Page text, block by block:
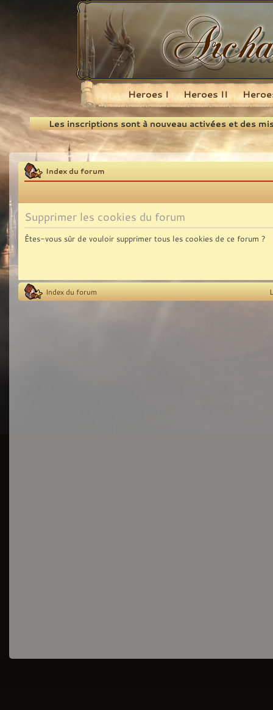
Recherche
Heroes I Heroes II
Les inscriptions sont à nouveau activées et des
Index du forum
Supprimer les cookies du forum
Êtes-vous sûr de vouloir supprimer tous les cookies de ce forum ?
Index du forum